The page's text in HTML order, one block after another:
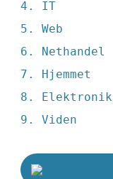
IT
Web
Nethandel
Hjemmet
Elektronik
Viden